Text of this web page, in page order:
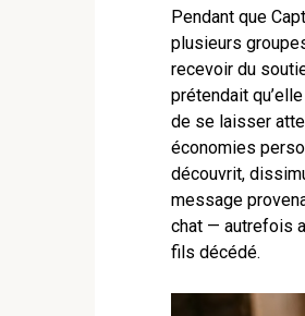
Pendant que
plusieurs
recevoir du
prétendait
de se laisser
économies
découvrit,
message
chat — autrefois
fils décédé.